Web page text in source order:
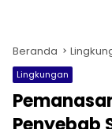
Beranda
Lingkungan